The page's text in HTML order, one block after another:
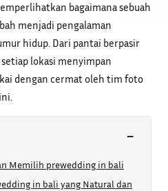
bagaimana sebuah
menjadi pengalaman
hidup. Dari pantai berpasir
lokasi menyimpan
dengan cermat oleh tim foto
−
Memilih prewedding in bali
in bali yang Natural dan